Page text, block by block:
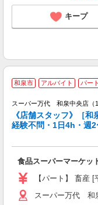
キープ
和泉市 アルバイト パート
スーパー万代 和泉中央店（
《店舗スタッフ》［和
経験不問・1日4h・週
食品スーパーマーケッ
【パート】 畜産
スーパー万代 和